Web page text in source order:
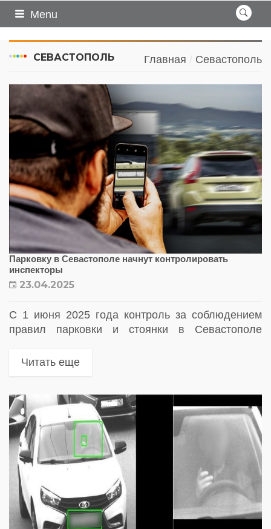
Menu
СЕВАСТОПОЛЬ Главная Севастополь
Парковку в Севастополе начнут контролировать
инспекторы
23.04.2025
С 1 июня 2025 года контроль за соблюдением
правил парковки и стоянки в Севастополе
департамента транспорта и развития дорожно-
Читать еще